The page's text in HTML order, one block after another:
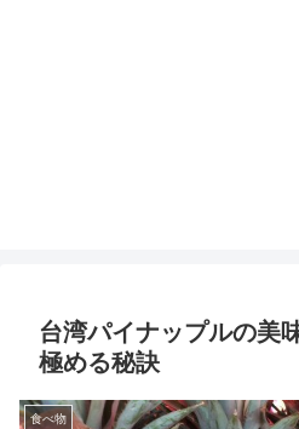
台湾パイナップルの美
極める秘訣
食べ物